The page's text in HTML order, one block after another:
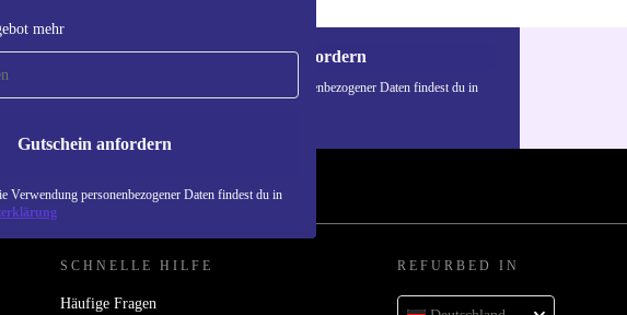
mehr
Gutschein anfordern
Verwendung personenbezogener Daten findest du in
Gutschein anfordern
Informationen über die Verwendung personenbezogener Daten findest du in
NEW.
SCHNELLE HILFE
Häufige Fragen
REFURBED IN